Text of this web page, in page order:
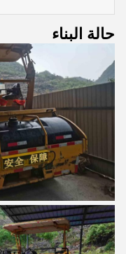
حالة البناء